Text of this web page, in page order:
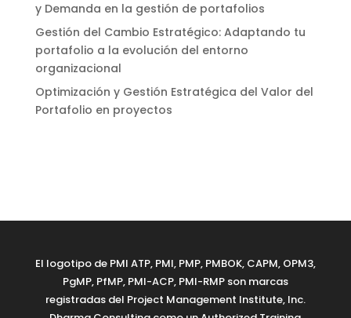
y Demanda en la gestión de portafolios
Gestión del Cambio Estratégico: Adaptando tu
portafolio a la evolución del entorno
organizacional
Optimización y Gestión Estratégica del Valor del
Portafolio en proyectos
El logotipo de PMI ATP, PMI, PMP, PMBOK, CAPM, OPM3,
PgMP, PfMP, PMI-ACP, PMI-RMP son marcas
registradas del Project Management Institute, Inc.